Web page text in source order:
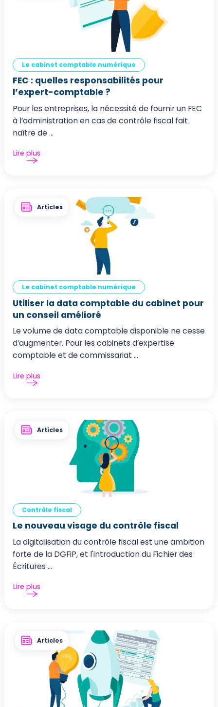
Le cabinet comptable numérique
FEC : quelles responsabilités pour
l’expert-comptable ?
Pour les entreprises, la nécessité de fournir un FEC
à l’administration en cas de contrôle fiscal fait
naître de ...
Lire plus
Articles
Le cabinet comptable numérique
Utiliser la data comptable du cabinet pour
un conseil amélioré
Le volume de data comptable disponible ne cesse
d’augmenter. Pour les cabinets d’expertise
comptable et de commissariat ...
Lire plus
Articles
Contrôle fiscal
Le nouveau visage du contrôle fiscal
La digitalisation du contrôle fiscal est une ambition
forte de la DGFiP, et l'introduction du Fichier des
Écritures ...
Lire plus
Articles